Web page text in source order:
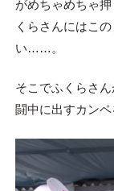
がめちゃめちゃ
くらさんにはこ
い……。
そこでふくらさ
闘中に出すカンペ